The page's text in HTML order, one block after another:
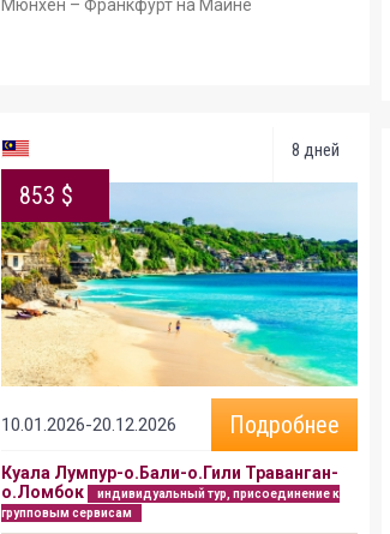
Мюнхен – Франкфурт на Майне
8 дней
853 $
10.01.2026-20.12.2026 Подробнее
Куала Лумпур-о.Бали-о.Гили Траванган-
о.Ломбок
индивидуальный тур, присоединение к
групповым сервисам